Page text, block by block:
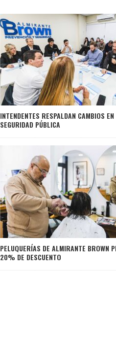
INTENDENTES RESPALDAN CAMBIOS EN
SEGURIDAD PÚBLICA
PELUQUERÍAS DE ALMIRANTE BROWN
20% DE DESCUENTO